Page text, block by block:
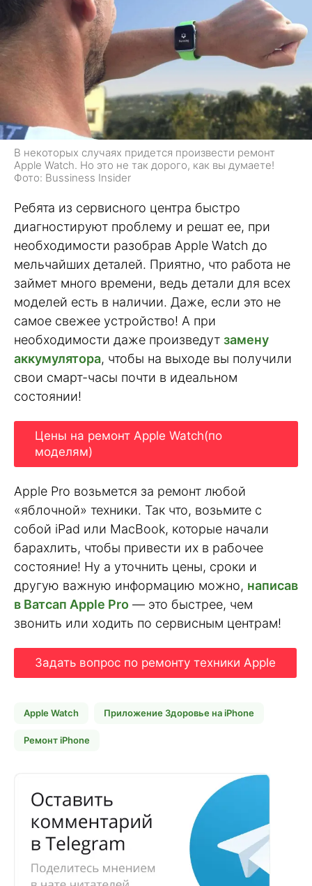
В некоторых случаях придется произвести ремонт
Apple Watch. Но это не так дорого, как вы думаете!
Фото: Bussiness Insider
Ребята из сервисного центра быстро
диагностируют проблему и решат ее, при
необходимости разобрав Apple Watch до
мельчайших деталей. Приятно, что работа не
займет много времени, ведь детали для всех
моделей есть в наличии. Даже, если это не
самое свежее устройство! А при
необходимости даже произведут замену
аккумулятора, чтобы на выходе вы получили
свои смарт-часы почти в идеальном
состоянии!
Цены на ремонт Apple Watch(по
моделям)
Apple Pro возьмется за ремонт любой
«яблочной» техники. Так что, возьмите с
собой iPad или MacBook, которые начали
барахлить, чтобы привести их в рабочее
состояние! Ну а уточнить цены, сроки и
другую важную информацию можно, написав
в Ватсап Apple Pro — это быстрее, чем
звонить или ходить по сервисным центрам!
Задать вопрос по ремонту техники Apple
Apple Watch Приложение Здоровье на iPhone
Ремонт iPhone